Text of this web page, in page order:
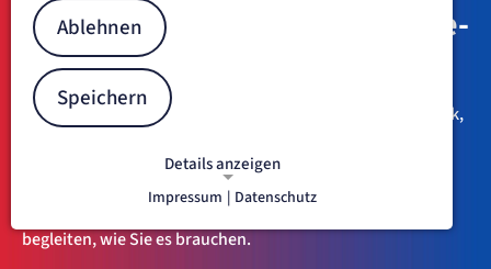
Ihr Aufenthalt in der Marianne-
Strauß-Klinik
Die Marianne-Strauß-Klinik ist die neurologische Fachklinik,
die sich auf die Behandlung der Multiplen Sklerose und
verwandter Erkrankungen spezialisiert hat. Dank eines
deutschlandweit einzigartigen Konzeptes und einer
besonderen Infrastruktur sind wir in der Lage, unsere
begleiten, wie Sie es brauchen.
Ablehnen
Speichern
Details anzeigen
NOTWENDIGE COOKIES
Notwendige Cookies ermöglichen
grundlegende Funktionen und sind für
Impressum | Datenschutz